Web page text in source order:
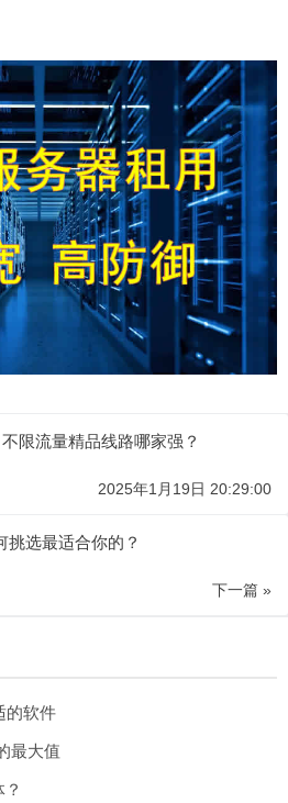
限流量精品线路哪家强？
2025年1月19日 20:29:00
挑选最适合你的？
下一篇 »
的软件
最大值